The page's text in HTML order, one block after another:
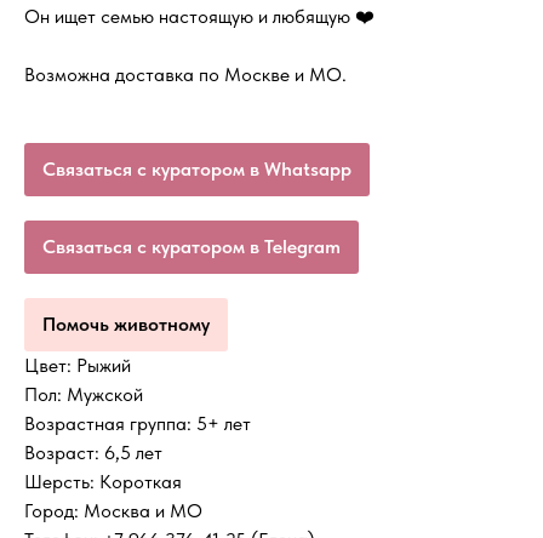
Он ищет семью настоящую и любящую ❤️
Возможна доставка по Москве и МО.
Связаться с куратором в Whatsapp
Связаться с куратором в Telegram
Помочь животному
Цвет: Рыжий
Пол: Мужской
Возрастная группа: 5+ лет
Возраст: 6,5 лет
Шерсть: Короткая
Город: Москва и МО